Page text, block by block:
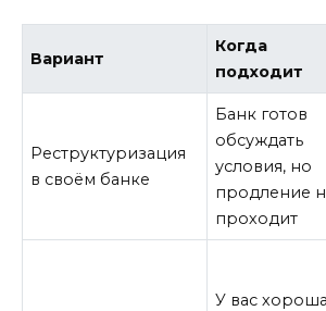
Вариант
Когда
подходит
Реструктуризация
в своём банке
Банк готов
обсуждать
условия, но
продление
проходит
У вас